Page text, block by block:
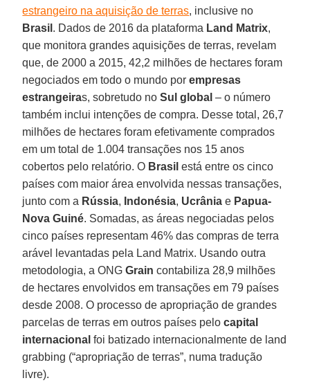
estrangeiro na aquisição de terras, inclusive no
Brasil . Dados de 2016 da plataforma Land Matrix,
que monitora grandes aquisições de terras, revelam
que, de 2000 a 2015, 42,2 milhões de hectares foram
negociados em todo o mundo porempresas
estrangeiras, sobretudo noSul global – o número
também inclui intenções de compra. Desse total, 26,7
milhões de hectares foram efetivamente comprados
em um total de 1.004 transações nos 15 anos
cobertos pelo relatório. O Brasil está entre os cinco
países com maior área envolvida nessas transações,
junto com a Rússia, Indonésia, Ucrânia e Papua-
Nova Guiné. Somadas, as áreas negociadas pelos
cinco países representam 46% das compras de terra
arável levantadas pela Land Matrix. Usando outra
metodologia, a ONGGrain contabiliza 28,9 milhões
de hectares envolvidos em transações em 79 países
desde 2008. O processo de apropriação de grandes
parcelas de terras em outros países pelocapital
internacional foi batizado internacionalmente de land
grabbing (“apropriação de terras”, numa tradução
livre).